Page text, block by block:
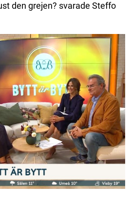
den grejen? svarade Steffo